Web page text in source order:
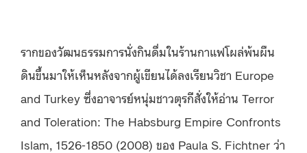
รากของวัฒนธรรมการนั่งกินดื่มในร้านกาแฟโผล่พ้นผืน
ดินขึ้นมาให้เห็นหลังจากผู้เขียนได้ลงเรียนวิชา Europe
and Turkey ซึ่งอาจารย์หนุ่มชาวตุรกีสั่งให้อ่าน Terror
and Toleration: The Habsburg Empire Confronts
Islam, 1526-1850 (2008) ของ Paula S. Fichtner ว่า